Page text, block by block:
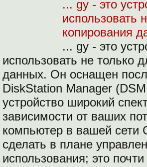
... gy - это
использовать
копирования
... gy - это
использовать не только
данных. Он оснащен
DiskStation Manager
устройство широкий
зависимости от ваших
компьютер в вашей сети
сделать в плане
использования; это